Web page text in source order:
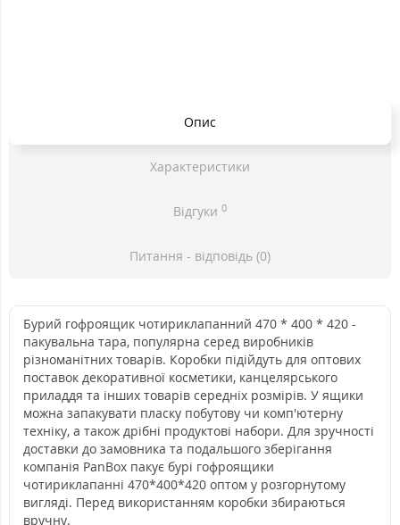
Опис
Характеристики
Відгуки 0
Питання - відповідь (0)
Бурий гофроящик чотириклапанний 470 * 400 * 420 -
пакувальна тара, популярна серед виробників
різноманітних товарів. Коробки підійдуть для оптових
поставок декоративної косметики, канцелярського
приладдя та інших товарів середніх розмірів. У ящики
можна запакувати пласку побутову чи комп'ютерну
техніку, а також дрібні продуктові набори. Для зручності
доставки до замовника та подальшого зберігання
компанія PanBox пакує бурі гофроящики
чотириклапанні 470*400*420 оптом у розгорнутому
вигляді. Перед використанням коробки збираються
вручну.